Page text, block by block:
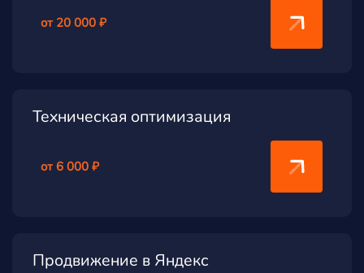
от 20 000 ₽
Техническая оптимизация
от 6 000 ₽
Продвижение в Яндекс